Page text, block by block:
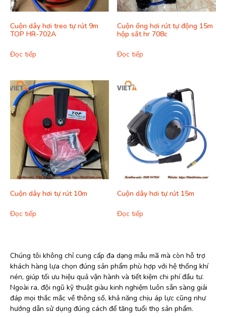
Cuộn dây hơi treo tự rút 9m
TOP HR-702A
Đọc tiếp
Cuộn ống hơi rút tự động 15m
hộp sắt hr 708c
Đọc tiếp
Cuộn dây hơi tự rút 10m
Đọc tiếp
Cuộn dây hơi tự rút 15m
Đọc tiếp
Chúng tôi không chỉ cung cấp đa dạng mẫu mã mà còn hỗ trợ
khách hàng lựa chọn đúng sản phẩm phù hợp với hệ thống khí
nén, giúp tối ưu hiệu quả vận hành và tiết kiệm chi phí đầu tư.
Ngoài ra, đội ngũ kỹ thuật giàu kinh nghiệm luôn sẵn sàng giải
đáp mọi thắc mắc về thông số, khả năng chịu áp lực cũng như
hướng dẫn sử dụng đúng cách để tăng tuổi thọ sản phẩm.